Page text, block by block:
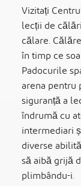
Vizitați
lecții de
călare.
în timp ce
Padocurile
arena
siguranță a
îndrumă cu
intermediari
diverse
să aibă grijă
plimbându-i.